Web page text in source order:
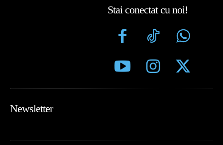
Stai conectat cu noi!
Newsletter